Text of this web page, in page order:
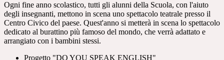
Ogni fine anno scolastico, tutti gli alunni della Scuola, con l'aiuto
degli insegnanti, mettono in scena uno spettacolo teatrale presso il
Centro Civico del paese. Quest'anno si metterà in scena lo spettacolo
dedicato al burattino più famoso del mondo, che verrà adattato e
arrangiato con i bambini stessi.
Progetto "DO YOU SPEAK ENGLISH"